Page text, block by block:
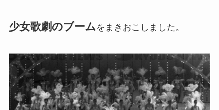
少女歌劇のブーム をまきおこしました。